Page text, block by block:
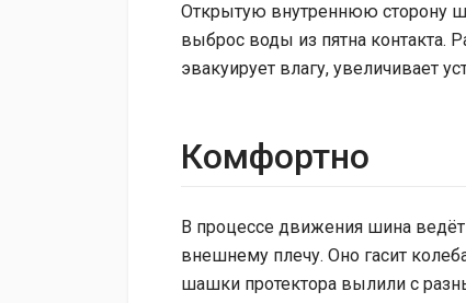
Открытую внутреннюю сторону
выброс воды из пятна контакта.
эвакуирует влагу, увеличивает
Комфортно
В процессе движения шина
внешнему плечу. Оно гасит
шашки протектора вылили с